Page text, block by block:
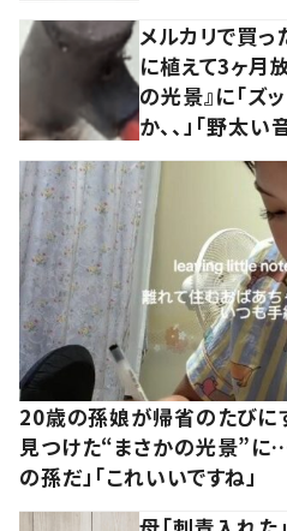
メルカリで買
に植えて3ヶ
の光景』に「ズ
か、、」「野太い
20歳の孫娘が帰省のたびに
見つけた“まさかの光景”に
の孫だ」「これいいですね」